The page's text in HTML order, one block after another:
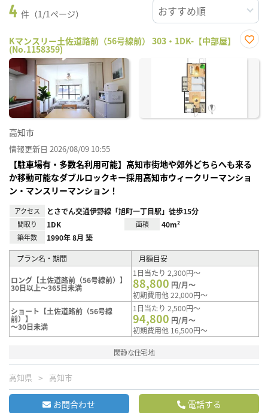
4 件（1/1ページ）
Kマンスリー土佐道路前（56号線前） 303・1DK-【中部屋】
(No.1158359)
に入
高知市
情報更新日 2026/08/09 10:55
【駐車場有・多数名利用可能】高知市街地や郊外どちらへも来る
か移動可能なダブルロックキー採用高知市ウィークリーマンショ
ン・マンスリーマンション！
アクセス とさでん交通伊野線「旭町一丁目駅」徒歩15分
間取り 1DK 面積 40m²
築年数 1990年 8月 築
プラン名・期間 月額目安
ロング【土佐道路前（56号線前）】
30日以上～365日未満
1日当たり 2,300円～
88,800 円/月～
初期費用他 22,000円～
ショート【土佐道路前（56号線
前）】
～30日未満
1日当たり 2,500円～
94,800 円/月～
初期費用他 16,500円～
閑静な住宅地
高知県 高知市
お問合わせ 電話する